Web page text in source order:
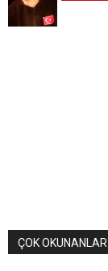
ÇOK OKUNANLAR